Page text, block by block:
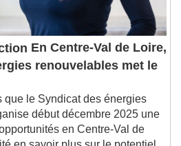
En Centre-Val de Loire,
renouvelables met le
que le Syndicat des énergies
début décembre 2025 une
en Centre-Val de